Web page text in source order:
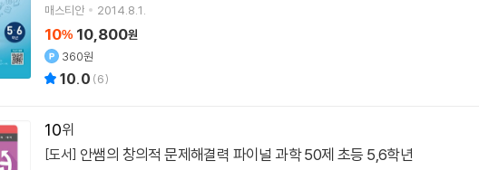
매스티안
2014.8.1.
10% 10,800원
360원
10.0 (6)
10
[도서] 안쌤의 창의적 문제해결력 파이널 과학 50제 초등 5,6학년